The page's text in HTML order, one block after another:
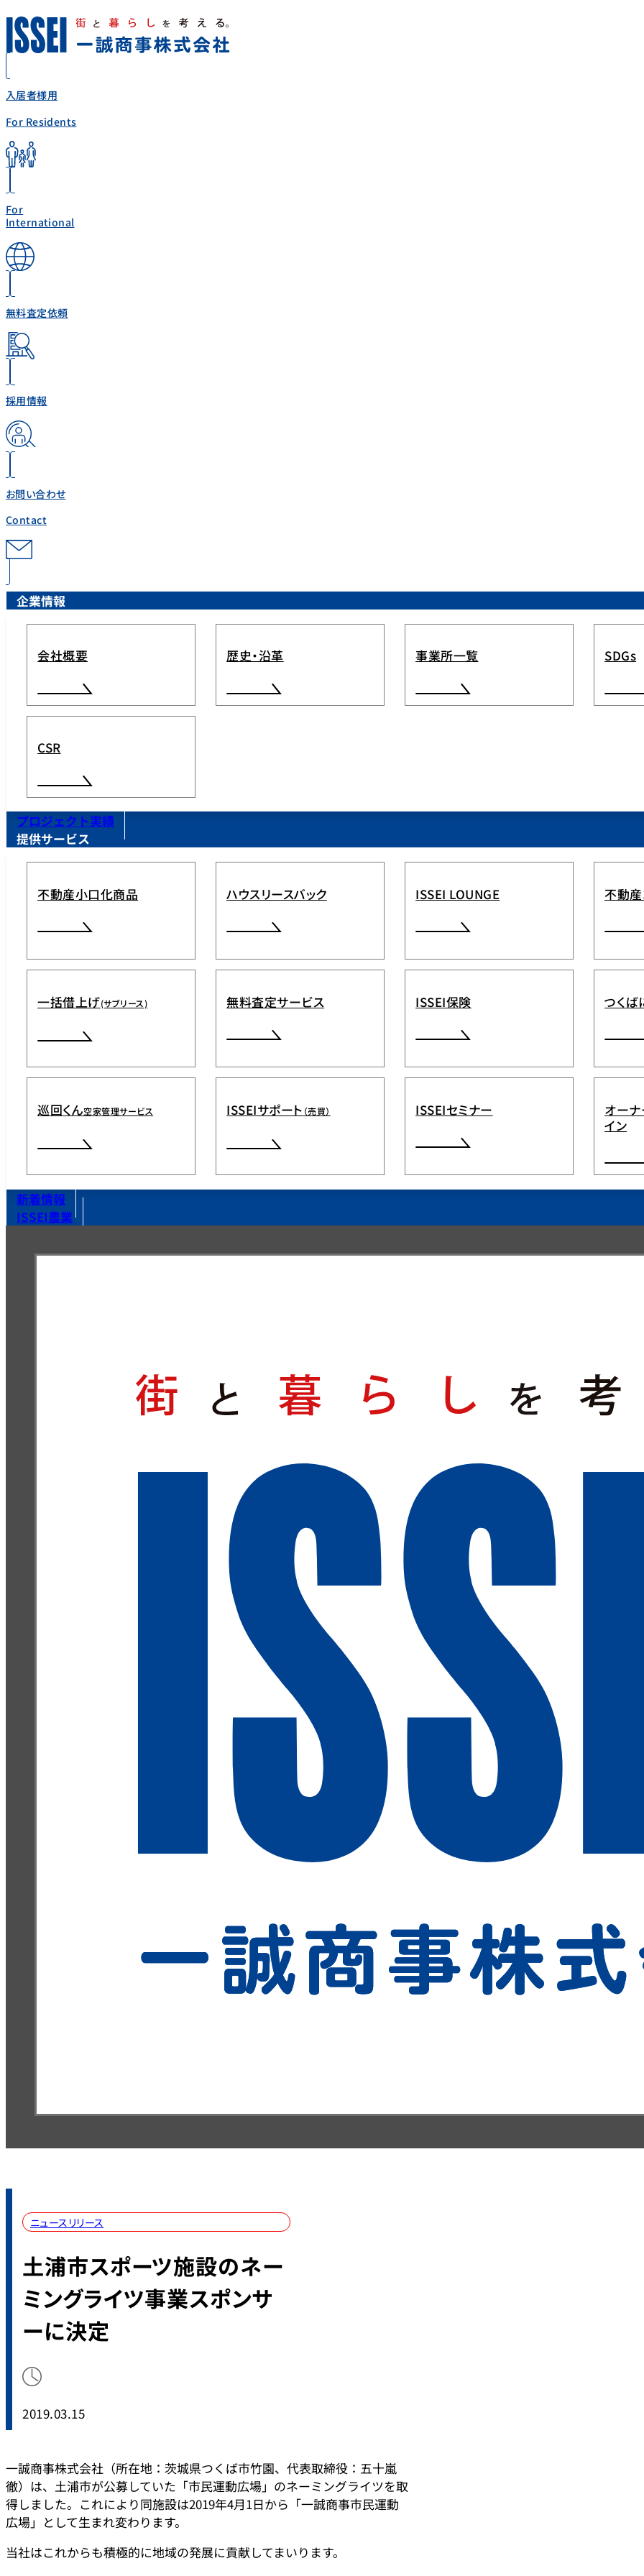
入居者様用
For Residents
For
International
無料査定依頼
採用情報
お問い合わせ
Contact
企業情報
会社概要 歴史・沿革 事業所一覧 SDGs
CSR
プロジェクト実績
提供サービス
不動産小口化商品
一括借上げ(サブリース)
巡回くん空家管理サービス
ハウスリースバック
無料査定サービス
ISSEIサポート （売買）
ISSEI LOUNGE
ISSEI保険
ISSEIセミナー
不動
つくば
オー
イン
新着情報
ISSEI農業
ニュースリリース
土浦市スポーツ施設のネー
ミングライツ事業スポンサ
ーに決定
2019.03.15
一誠商事株式会社（所在地：茨城県つくば市竹園、代表取締役：五十嵐
徹）は、土浦市が公募していた「市民運動広場」のネーミングライツを取
得しました。これにより同施設は2019年4月1日から「一誠商事市民運動
広場」として生まれ変わります。
当社はこれからも積極的に地域の発展に貢献してまいります。